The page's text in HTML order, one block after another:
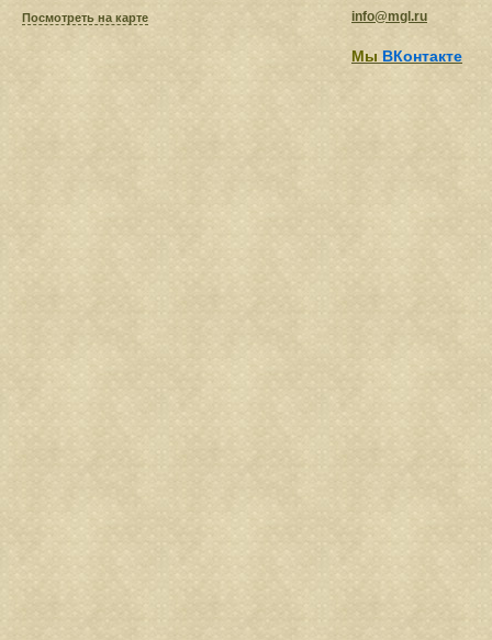
Посмотреть на карте info@mgl.ru
Мы ВКонтакте